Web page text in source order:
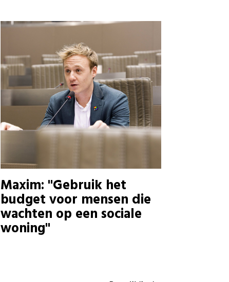
Maxim: "Gebruik het
budget voor mensen die
wachten op een sociale
woning"